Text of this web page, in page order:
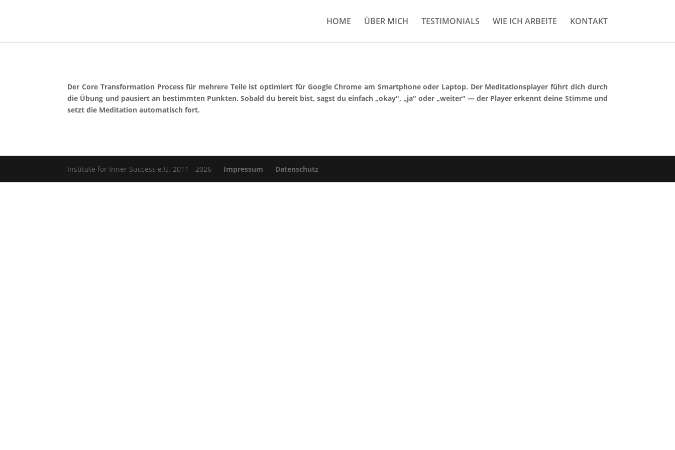
HOME ÜBER MICH TESTIMONIALS WIE ICH ARBEITE KONTAKT
Der Core Transformation Process für mehrere Teile ist optimiert für Google Chrome am Smartphone oder Laptop. Der Meditationsplayer führt dich durch
die Übung und pausiert an bestimmten Punkten. Sobald du bereit bist, sagst du einfach „okay", „ja" oder „weiter" — der Player erkennt deine Stimme und
setzt die Meditation automatisch fort.
Institute for Inner Success e.U. 2011 - 2026 Impressum Datenschutz